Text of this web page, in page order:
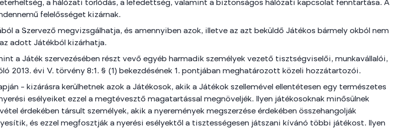
a hálózati torlódás, a lefedettség, valamint a biztonságos hálózati kapcsolat fenntartása. A
felelősséget kizárnak.
a Szervező megvizsgálhatja, és amennyiben azok, illetve az azt beküldő Játékos bármely okból nem
adott Játékból kizárhatja.
a Játék szervezésében részt vevő egyéb harmadik személyek vezető tisztségviselői, munkavállalói,
2013. évi V. törvény 8:1. § (1) bekezdésének 1. pontjában meghatározott közeli hozzátartozói.
– kizárásra kerülhetnek azok a Játékosok, akik a Játékok szellemével ellentétesen egy természetes
esélyeiket ezzel a megtévesztő magatartással megnöveljék. Ilyen játékosoknak minősülnek
érdekében társult személyek, akik a nyeremények megszerzése érdekében összehangolják
és ezzel megfosztják a nyerési esélyektől a tisztességesen játszani kívánó többi játékost. Ilyen